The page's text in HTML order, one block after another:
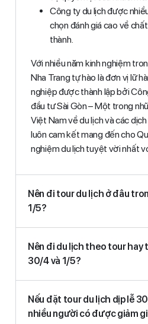
Công ty du lịch được
chọn đánh giá cao về
thành.
Với nhiều năm kinh nghiệm
Nha Trang tự hào là đơn vị lữ
nghiệp được thành lập bởi
đầu tư Sài Gòn – Một trong
Việt Nam về du lịch và các
luôn cam kết mang đến cho
nghiệm du lịch tuyệt vời nhất
Nên đi tour du lịch ở đâu
1/5?
Nên đi du lịch theo tour hay
30/4 và 1/5?
Nếu đặt tour du lịch dịp lễ
nhiều người có được giảm